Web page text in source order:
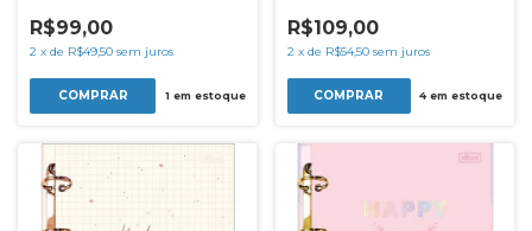
R$99,00
2 x de R$49,50 sem juros
1em estoque
R$109,00
2 x de R$54,50 sem juros
4em estoque